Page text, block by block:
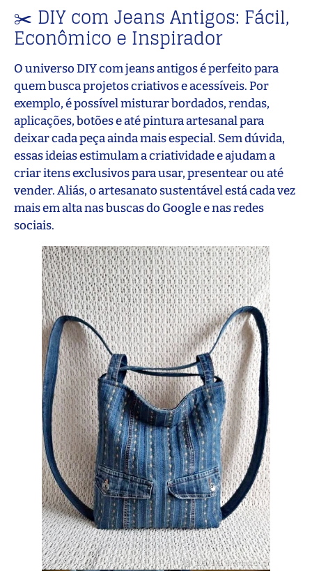
✂️ DIY com Jeans Antigos: Fácil,
Econômico e Inspirador
O universo DIY com jeans antigos é perfeito para
quem busca projetos criativos e acessíveis. Por
exemplo, é possível misturar bordados, rendas,
aplicações, botões e até pintura artesanal para
deixar cada peça ainda mais especial. Sem dúvida,
essas ideias estimulam a criatividade e ajudam a
criar itens exclusivos para usar, presentear ou até
vender. Aliás, o artesanato sustentável está cada vez
mais em alta nas buscas do Google e nas redes
sociais.